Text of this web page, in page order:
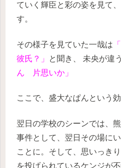
ていく輝臣と彩の姿を見て
す。
その様子を見ていた一哉は
彼氏？」
と聞き、 未央が違
ん 片思いか」
ここで、盛大なぱんという
翌日の学校のシーンでは、
事件として、翌日その場に
ことに。そして、思いっき
を投げられているケンジが